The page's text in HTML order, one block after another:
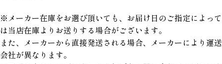
※メーカー在庫をお選び頂いても、お届け日のご指定によって
は当店在庫よりお送りする場合がございます。
また、メーカーから直接発送される場合、メーカーにより運送
会社が異なります。